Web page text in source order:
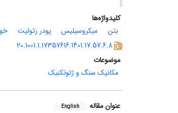
کلیدواژه‌ها
بتن
میکروسیلیس پودر زئولیت
20.1001.1.17357616.1401.17.57.6.8
موضوعات
مکانیک سنگ و ژئوتکنیک
عنوان مقاله English